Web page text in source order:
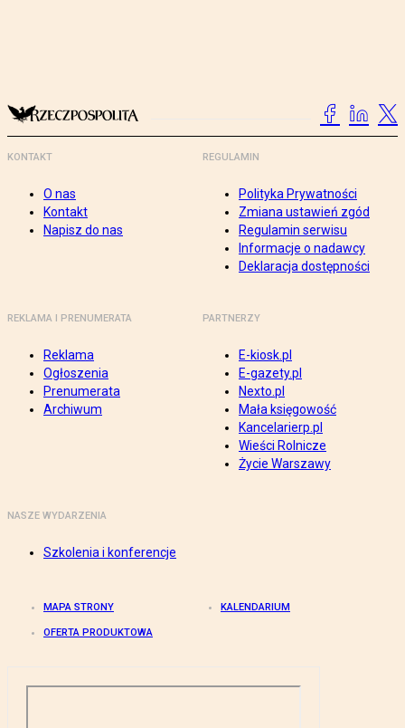
KONTAKT
O nas
Kontakt
Napisz do nas
REGULAMIN
Polityka Prywatności
Zmiana ustawień zgód
Regulamin serwisu
Informacje o nadawcy
Deklaracja dostępności
REKLAMA I PRENUMERATA
Reklama
Ogłoszenia
Prenumerata
Archiwum
PARTNERZY
E-kiosk.pl
E-gazety.pl
Nexto.pl
Mała księgowość
Kancelarierp.pl
Wieści Rolnicze
Życie Warszawy
NASZE WYDARZENIA
Szkolenia i konferencje
MAPA STRONY KALENDARIUM
OFERTA PRODUKTOWA